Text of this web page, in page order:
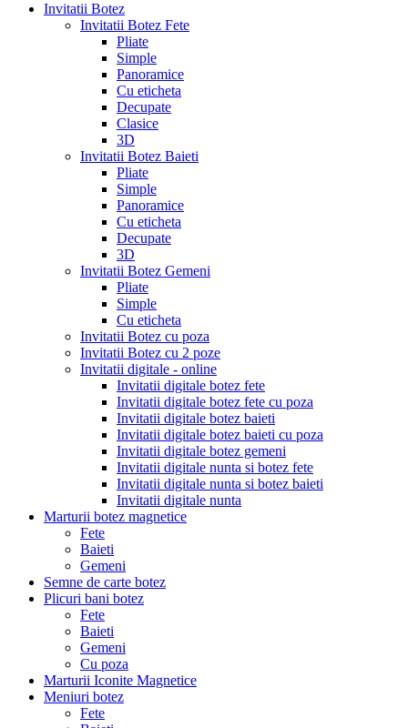
Invitatii Botez
Invitatii Botez Fete
Pliate
Simple
Panoramice
Cu eticheta
Decupate
Clasice
3D
Invitatii Botez Baieti
Pliate
Simple
Panoramice
Cu eticheta
Decupate
3D
Invitatii Botez Gemeni
Pliate
Simple
Cu eticheta
Invitatii Botez cu poza
Invitatii Botez cu 2 poze
Invitatii digitale - online
Invitatii digitale botez fete
Invitatii digitale botez fete cu poza
Invitatii digitale botez baieti
Invitatii digitale botez baieti cu poza
Invitatii digitale botez gemeni
Invitatii digitale nunta si botez fete
Invitatii digitale nunta si botez baieti
Invitatii digitale nunta
Marturii botez magnetice
Fete
Baieti
Gemeni
Semne de carte botez
Plicuri bani botez
Fete
Baieti
Gemeni
Cu poza
Marturii Iconite Magnetice
Meniuri botez
Fete